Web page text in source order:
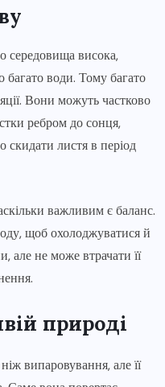
середовища висока,
багато води. Тому багато
Вони можуть частково
ребром до сонця,
скидати листя в період
важливим є баланс.
щоб охолоджуватися й
але не може втрачати її
природі
випаровування, але її